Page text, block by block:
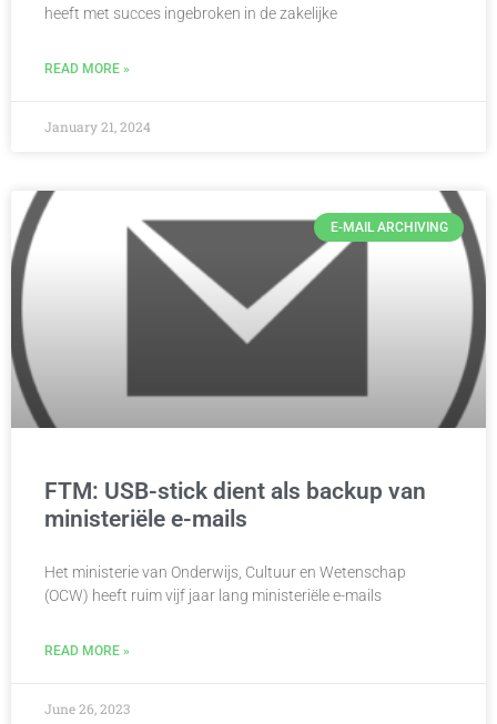
heeft met succes ingebroken in de zakelijke
READ MORE »
January 21, 2024
E-MAIL ARCHIVING
FTM: USB-stick dient als backup van
ministeriële e-mails
Het ministerie van Onderwijs, Cultuur en Wetenschap
(OCW) heeft ruim vijf jaar lang ministeriële e-mails
READ MORE »
June 26, 2023